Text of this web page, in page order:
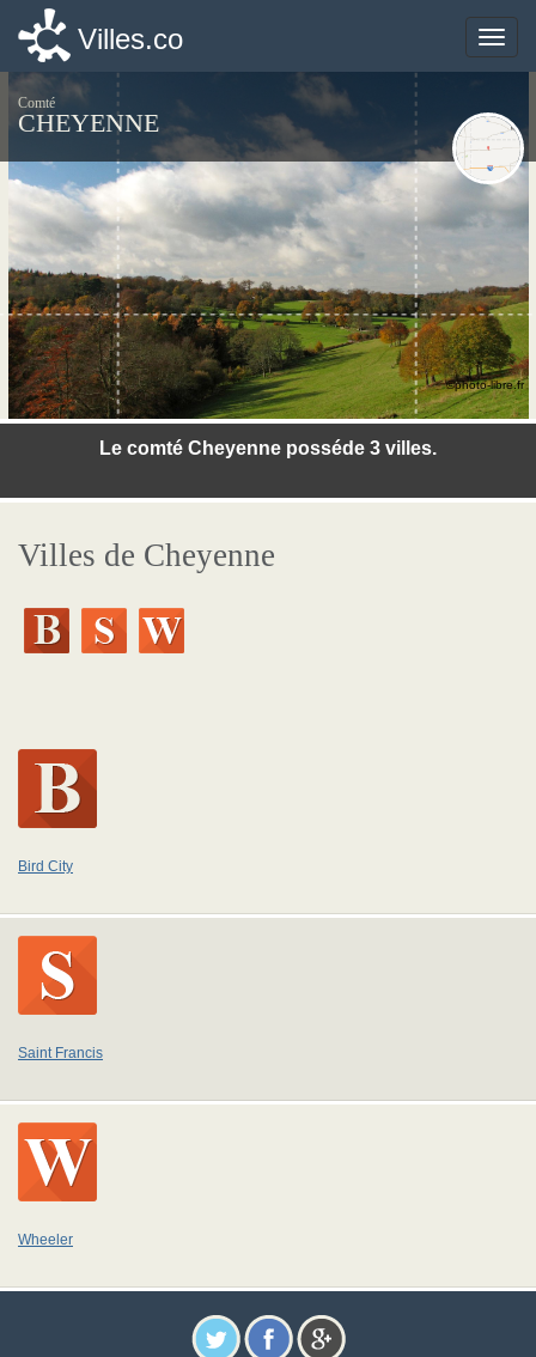
Toggle
Villes.co
Comté
CHEYENNE
Le comté Cheyenne posséde 3 villes.
©photo-libre.fr
Villes de Cheyenne
Bird City
Saint Francis
Wheeler
Toggle
Villes.co